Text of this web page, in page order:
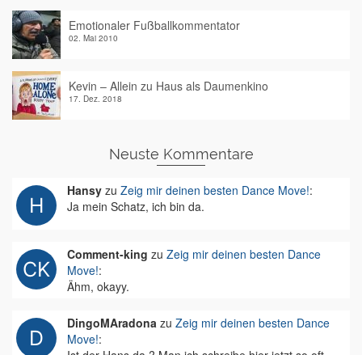
Emotionaler Fußballkommentator
02. Mai 2010
Kevin – Allein zu Haus als Daumenkino
17. Dez. 2018
Neuste Kommentare
Hansy zu Zeig mir deinen besten Dance Move!:
Ja mein Schatz, ich bin da.
Comment-king zu Zeig mir deinen besten Dance
Move!:
Ähm, okayy.
DingoMAradona zu Zeig mir deinen besten Dance
Move!: